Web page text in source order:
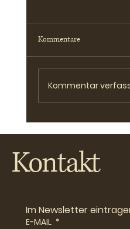
Benj auf tour mit
Kommentare
Kommentar
Kontakt
Im Newsletter
E-MAIL *